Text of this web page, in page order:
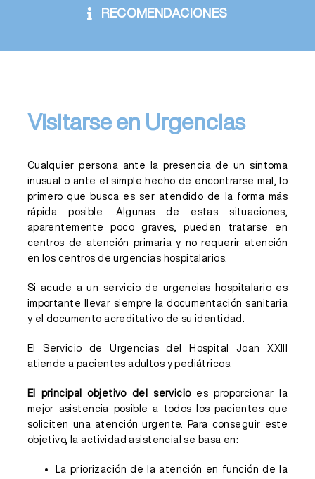
RECOMENDACIONES
Visitarse en Urgencias
Cualquier persona ante la presencia de un síntoma
inusual o ante el simple hecho de encontrarse mal, lo
primero que busca es ser atendido de la forma más
rápida posible. Algunas de estas situaciones,
aparentemente poco graves, pueden tratarse en
centros de atención primaria y no requerir atención
en los centros de urgencias hospitalarios.
Si acude a un servicio de urgencias hospitalario es
importante llevar siempre la documentación sanitaria
y el documento acreditativo de su identidad.
El Servicio de Urgencias del Hospital Joan XXIII
atiende a pacientes adultos y pediátricos.
El principal objetivo del servicioes proporcionar la
mejor asistencia posible a todos los pacientes que
soliciten una atención urgente. Para conseguir este
objetivo, la actividad asistencial se basa en:
La priorización de la atención en función de la